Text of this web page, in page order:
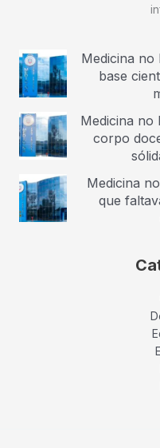
Medicina no
base
Medicina no
corpo
Medicina
que